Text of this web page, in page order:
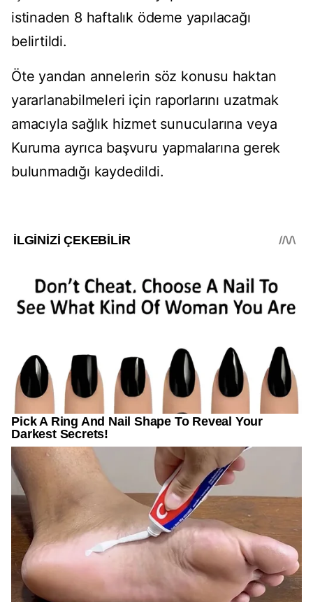
istinaden 8 haftalık ödeme yapılacağı
belirtildi.
Öte yandan annelerin söz konusu haktan
yararlanabilmeleri için raporlarını uzatmak
amacıyla sağlık hizmet sunucularına veya
Kuruma ayrıca başvuru yapmalarına gerek
bulunmadığı kaydedildi.